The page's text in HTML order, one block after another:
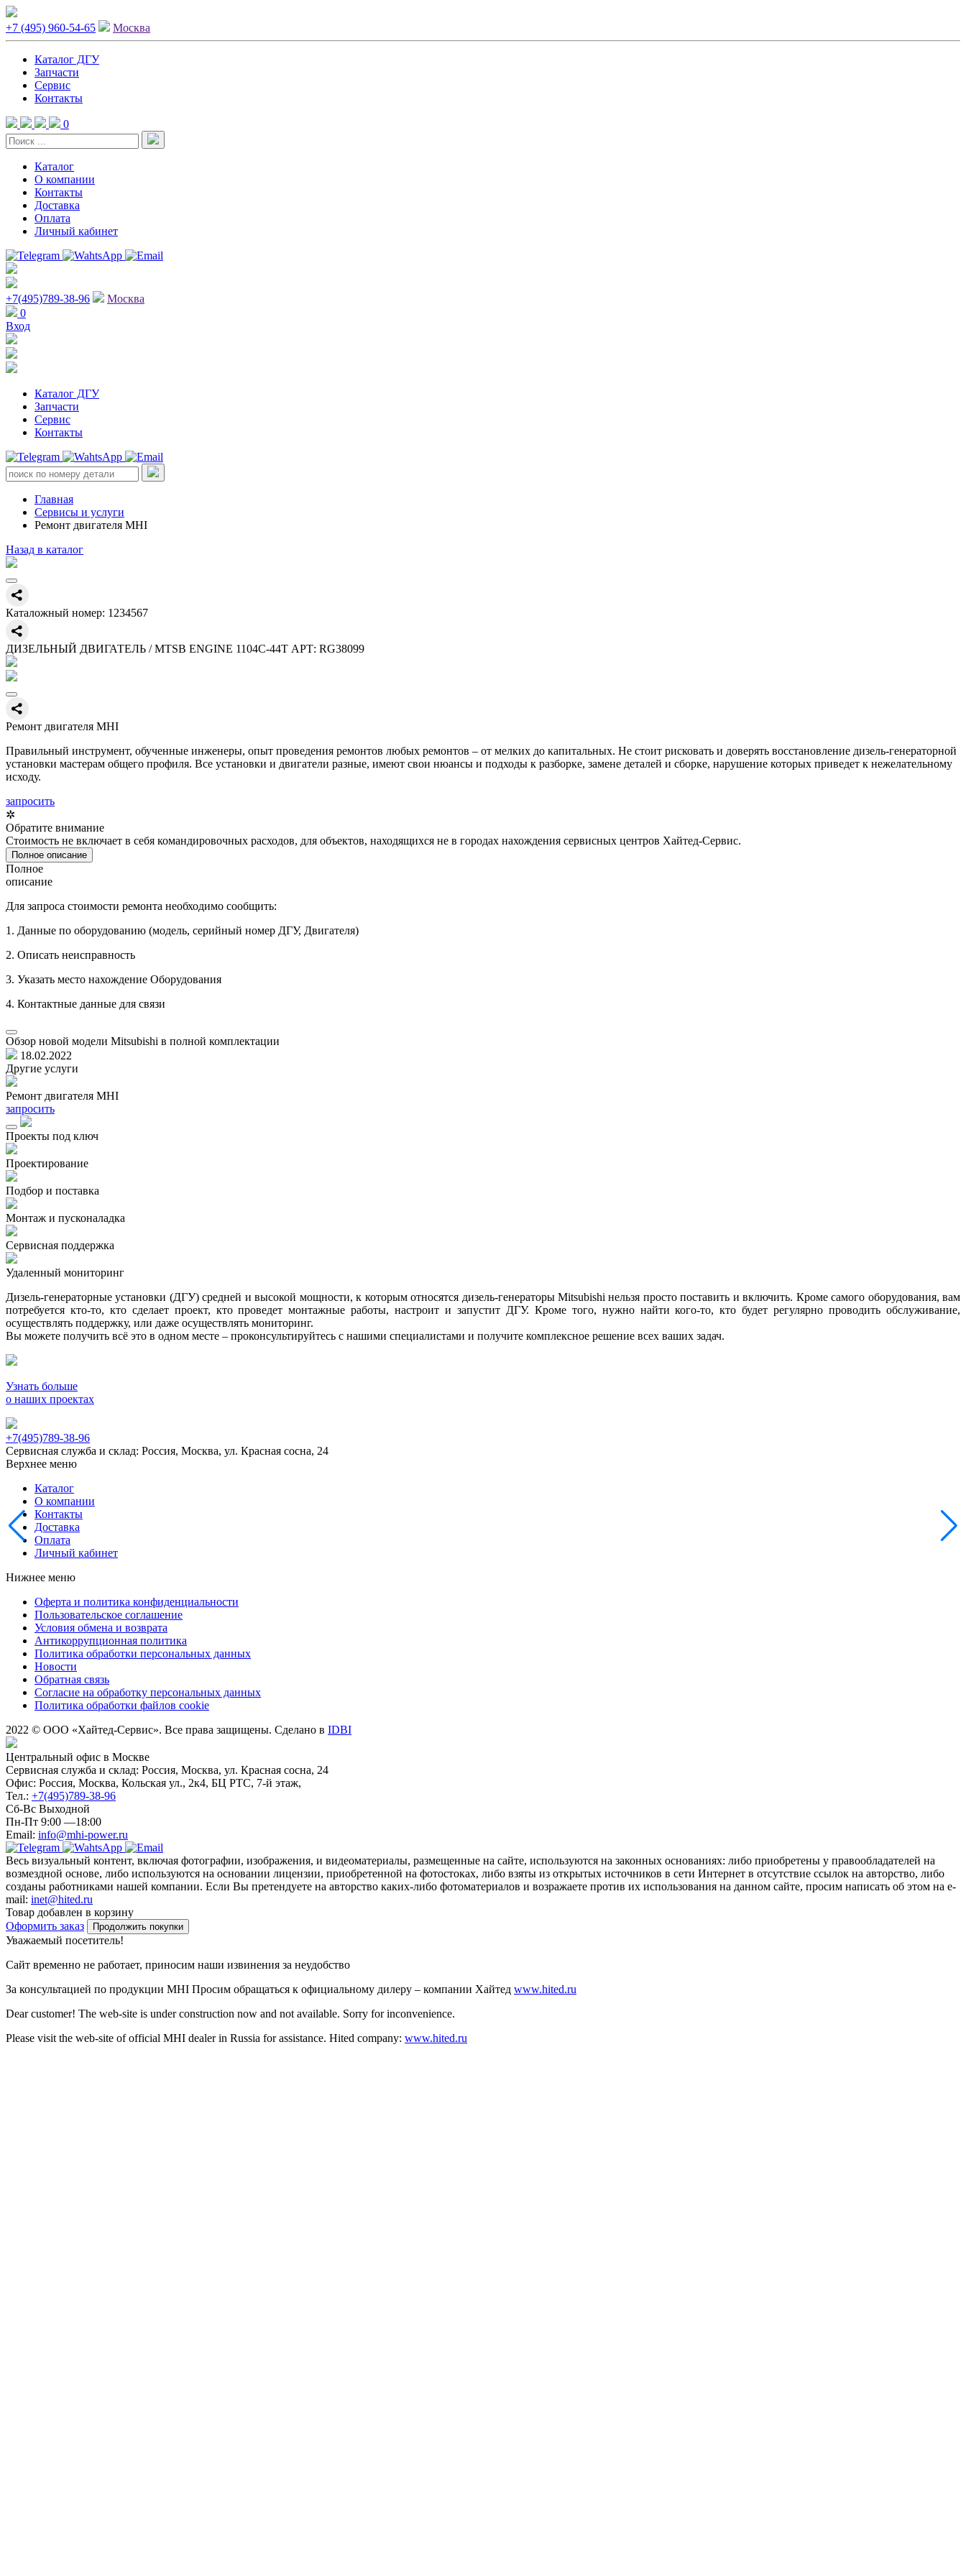
+7 (495) 960-54-65 Москва
Каталог ДГУ
Запчасти
Сервис
Контакты
0
Каталог
О компании
Контакты
Доставка
Оплата
Личный кабинет
+7(495)789-38-96
Москва
0
Вход
Каталог ДГУ
Запчасти
Сервис
Контакты
Главная
Сервисы и услуги
Ремонт двигателя MHI
Назад в каталог
Каталожный номер: 1234567
ДИЗЕЛЬНЫЙ ДВИГАТЕЛЬ / MTSB ENGINE 1104C-44T АРТ: RG38099
Ремонт двигателя MHI
Правильный инструмент, обученные инженеры, опыт проведения ремонтов любых ремонтов – от мелких до капитальных. Не стоит рисковать и доверять восстановление дизель-генераторной
установки мастерам общего профиля. Все установки и двигатели разные, имеют свои нюансы и подходы к разборке, замене деталей и сборке, нарушение которых приведет к нежелательному
исходу.
запросить
✲
Обратите внимание
Стоимость не включает в себя командировочных расходов, для объектов, находящихся не в городах нахождения сервисных центров Хайтед-Сервис.
Полное описание
Полное
описание
Для запроса стоимости ремонта необходимо сообщить:
1. Данные по оборудованию (модель, серийный номер ДГУ, Двигателя)
2. Описать неисправность
3. Указать место нахождение Оборудования
4. Контактные данные для связи
Обзор новой модели Mitsubishi в полной комплектации
18.02.2022
Другие услуги
Ремонт двигателя MHI
запросить
Проекты под ключ
Проектирование
Подбор и поставка
Монтаж и пусконаладка
Сервисная поддержка
Удаленный мониторинг
Дизель-генераторные установки (ДГУ) средней и высокой мощности, к которым относятся дизель-генераторы Mitsubishi нельзя просто поставить и включить. Кроме самого оборудования, вам
потребуется кто-то, кто сделает проект, кто проведет монтажные работы, настроит и запустит ДГУ. Кроме того, нужно найти кого-то, кто будет регулярно проводить обслуживание,
осуществлять поддержку, или даже осуществлять мониторинг.
Вы можете получить всё это в одном месте – проконсультируйтесь с нашими специалистами и получите комплексное решение всех ваших задач.
Узнать больше
о наших проектах
+7(495)789-38-96
Сервисная служба и склад: Россия, Москва, ул. Красная сосна, 24
Верхнее меню
Каталог
О компании
Контакты
Доставка
Оплата
Личный кабинет
Нижнее меню
Оферта и политика конфиденциальности
Пользовательское соглашение
Условия обмена и возврата
Антикоррупционная политика
Политика обработки персональных данных
Новости
Обратная связь
Согласие на обработку персональных данных
Политика обработки файлов cookie
2022 © ООО «Хайтед-Сервис». Все права защищены. Сделано в IDBI
Центральный офис в Москве
Сервисная служба и склад: Россия, Москва, ул. Красная сосна, 24
Офис: Россия, Москва, Кольская ул., 2к4, БЦ РТС, 7-й этаж,
Тел.: +7(495)789-38-96
Сб-Вс Выходной
Пн-Пт 9:00 —18:00
Email: info@mhi-power.ru
Весь визуальный контент, включая фотографии, изображения, и видеоматериалы, размещенные на сайте, используются на законных основаниях: либо приобретены у правообладателей на
возмездной основе, либо используются на основании лицензии, приобретенной на фотостоках, либо взяты из открытых источников в сети Интернет в отсутствие ссылок на авторство, либо
созданы работниками нашей компании. Если Вы претендуете на авторство каких-либо фотоматериалов и возражаете против их использования на данном сайте, просим написать об этом на e-
mail: inet@hited.ru
Товар добавлен в корзину
Оформить заказ
Продолжить покупки
Уважаемый посетитель!
Сайт временно не работает, приносим наши извинения за неудобство
За консультацией по продукции MHI Просим обращаться к официальному дилеру – компании Хайтед www.hited.ru
Dear customer! The web-site is under construction now and not available. Sorry for inconvenience.
Please visit the web-site of official MHI dealer in Russia for assistance. Hited company: www.hited.ru